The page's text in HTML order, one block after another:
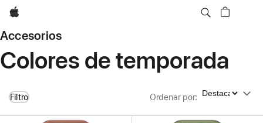
Apple
Accesorios
Colores de temporada
Filtro Ordenar por: Ordenar por